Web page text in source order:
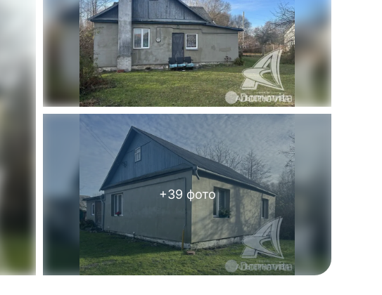
+39 фото